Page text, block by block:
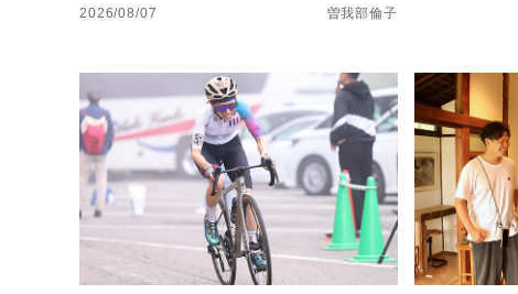
2026/08/07 曽我部倫子